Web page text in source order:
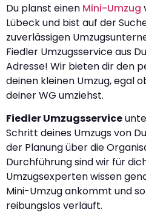
Du planst einen Mini-Umzug
Lübeck und bist auf der
zuverlässigen
Fiedler Umzugsservice aus
Adresse! Wir bieten dir den
deinen kleinen Umzug, egal
deiner WG umziehst.
Fiedler Umzugsservice
Schritt deines Umzugs von
der Planung über die
Durchführung sind wir für
Umzugsexperten wissen
Mini-Umzug ankommt und
reibungslos verläuft.